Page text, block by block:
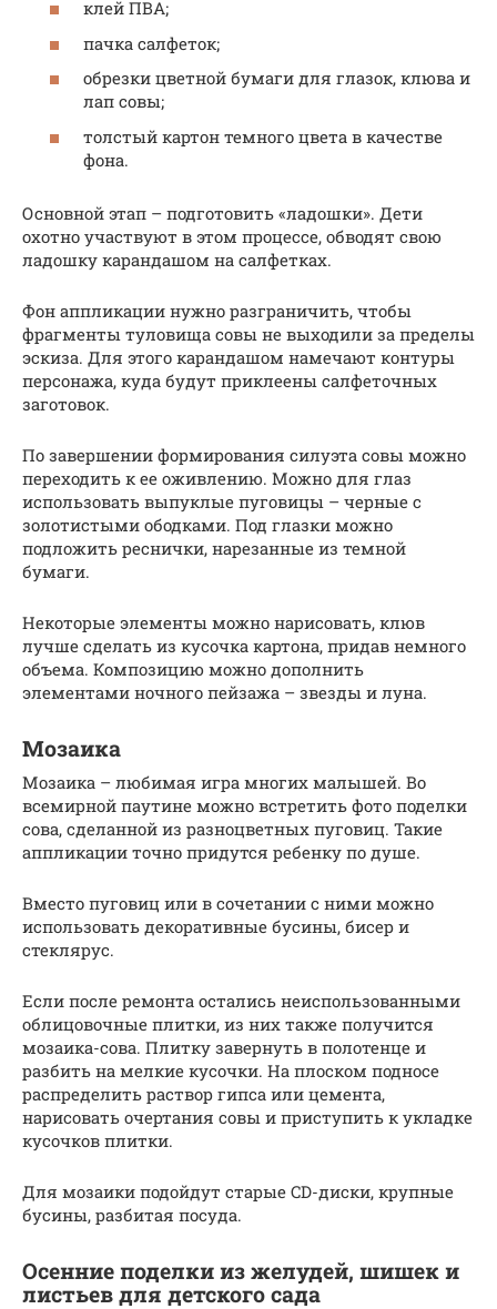
клей ПВА;
пачка салфеток;
обрезки цветной бумаги для глазок, клюва и
лап совы;
толстый картон темного цвета в качестве
фона.
Основной этап – подготовить «ладошки». Дети
охотно участвуют в этом процессе, обводят свою
ладошку карандашом на салфетках.
Фон аппликации нужно разграничить, чтобы
фрагменты туловища совы не выходили за пределы
эскиза. Для этого карандашом намечают контуры
персонажа, куда будут приклеены салфеточных
заготовок.
По завершении формирования силуэта совы можно
переходить к ее оживлению. Можно для глаз
использовать выпуклые пуговицы – черные с
золотистыми ободками. Под глазки можно
подложить реснички, нарезанные из темной
бумаги.
Некоторые элементы можно нарисовать, клюв
лучше сделать из кусочка картона, придав немного
объема. Композицию можно дополнить
элементами ночного пейзажа – звезды и луна.
Мозаика
Мозаика – любимая игра многих малышей. Во
всемирной паутине можно встретить фото поделки
сова, сделанной из разноцветных пуговиц. Такие
аппликации точно придутся ребенку по душе.
Вместо пуговиц или в сочетании с ними можно
использовать декоративные бусины, бисер и
стеклярус.
Если после ремонта остались неиспользованными
облицовочные плитки, из них также получится
мозаика-сова. Плитку завернуть в полотенце и
разбить на мелкие кусочки. На плоском подносе
распределить раствор гипса или цемента,
нарисовать очертания совы и приступить к укладке
кусочков плитки.
Для мозаики подойдут старые CD-диски, крупные
бусины, разбитая посуда.
Осенние поделки из желудей, шишек и
листьев для детского сада